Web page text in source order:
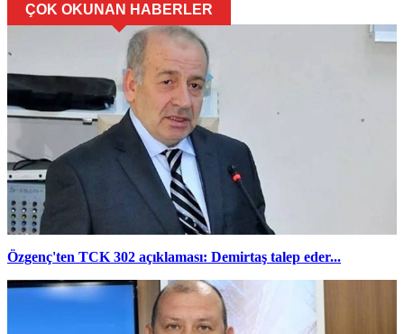
ÇOK OKUNAN HABERLER
Özgenç'ten TCK 302 açıklaması: Demirtaş talep eder...